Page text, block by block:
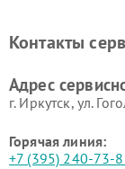
Siemens
Siemens
Контакты
Адрес
г. Иркутск, ул.
Горячая линия:
+7 (395) 240-73-